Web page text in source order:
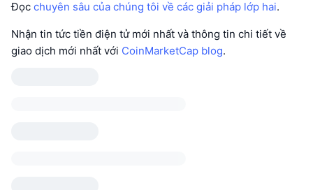
Đọc chuyên sâu của chúng tôi về các giải pháp lớp hai.
Nhận tin tức tiền điện tử mới nhất và thông tin chi tiết về
giao dịch mới nhất với CoinMarketCap blog.